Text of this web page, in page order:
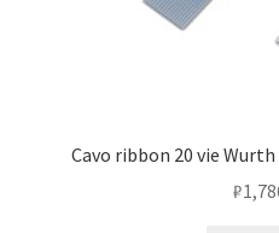
Cavo ribbon 20 vie
₽